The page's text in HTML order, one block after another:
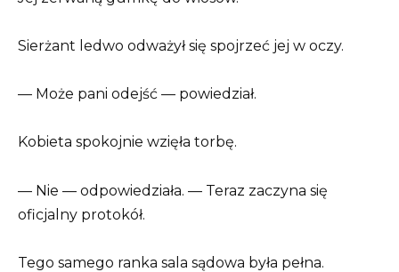
Sierżant ledwo odważył się spojrzeć jej w oczy.
— Może pani odejść — powiedział.
Kobieta spokojnie wzięła torbę.
— Nie — odpowiedziała. — Teraz zaczyna się
oficjalny protokół.
Tego samego ranka sala sądowa była pełna.